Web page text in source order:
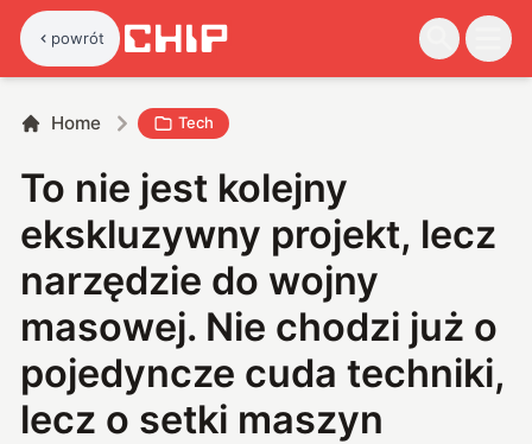
powrót
Home Tech
To nie jest kolejny
ekskluzywny projekt, lecz
narzędzie do wojny
masowej. Nie chodzi już o
pojedyncze cuda techniki,
lecz o setki maszyn